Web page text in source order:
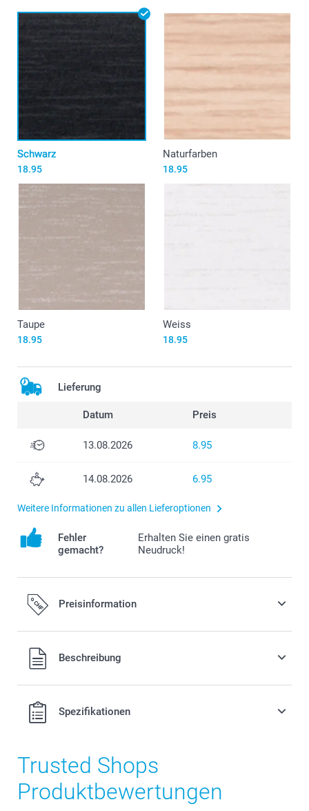
Schwarz
18.95
Naturfarben
18.95
Taupe
18.95
Weiss
18.95
Lieferung
Datum Preis
13.08.2026 8.95
14.08.2026 6.95
Weitere Informationen zu allen Lieferoptionen
Fehler
gemacht?
Erhalten Sie einen gratis
Neudruck!
Preisinformation
Alle Preise verstehen sich in Schweizer Franken (CHF) inkl.
MwSt. und zzgl. Versandkosten.
Beschreibung
Spezifikationen
Trusted Shops
Produktbewertungen